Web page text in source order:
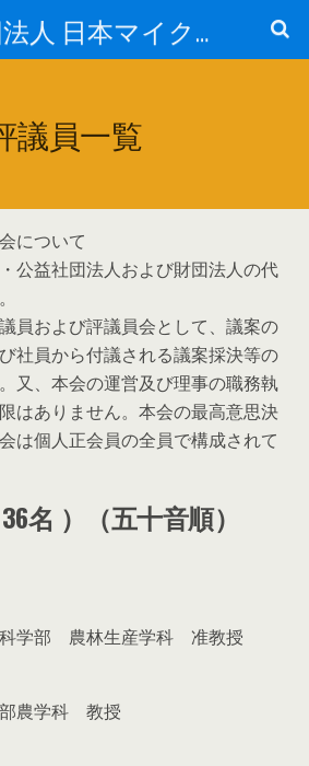
一般社団法人 日本マイクロ・ナノバブル学会
議員一覧
について
公益社団法人および財団法人の代
員および評議員会として、議案の
社員から付議される議案採決等の
又、本会の運営及び理事の職務執
はありません。本会の最高意思決
は個人正会員の全員で構成されて
名 ）（五十音順）
学部 農林生産学科 准教授
農学科 教授